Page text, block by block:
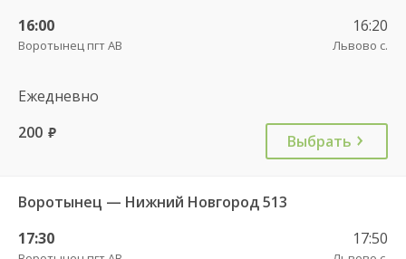
16:00
Воротынец пгт АВ
16:20
Львово с.
Ежедневно
200 руб. Выбрать
Воротынец — Нижний Новгород 513
17:30
17:50